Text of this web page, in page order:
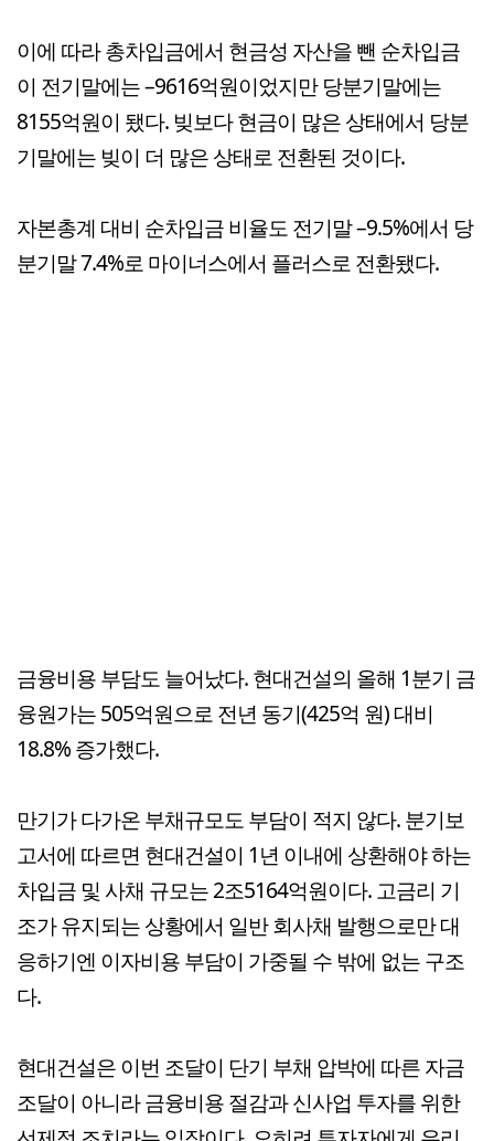
이에 따라 총차입금에서 현금성 자산을 뺀 순차입금
이 전기말에는 –9616억원이었지만 당분기말에는
8155억원이 됐다. 빚보다 현금이 많은 상태에서 당분
기말에는 빚이 더 많은 상태로 전환된 것이다.
자본총계 대비 순차입금 비율도 전기말 –9.5%에서 당
분기말 7.4%로 마이너스에서 플러스로 전환됐다.
금융비용 부담도 늘어났다. 현대건설의 올해 1분기 금
융원가는 505억원으로 전년 동기(425억 원) 대비
18.8% 증가했다.
만기가 다가온 부채규모도 부담이 적지 않다. 분기보
고서에 따르면 현대건설이 1년 이내에 상환해야 하는
차입금 및 사채 규모는 2조5164억원이다. 고금리 기
조가 유지되는 상황에서 일반 회사채 발행으로만 대
응하기엔 이자비용 부담이 가중될 수 밖에 없는 구조
다.
현대건설은 이번 조달이 단기 부채 압박에 따른 자금
조달이 아니라 금융비용 절감과 신사업 투자를 위한